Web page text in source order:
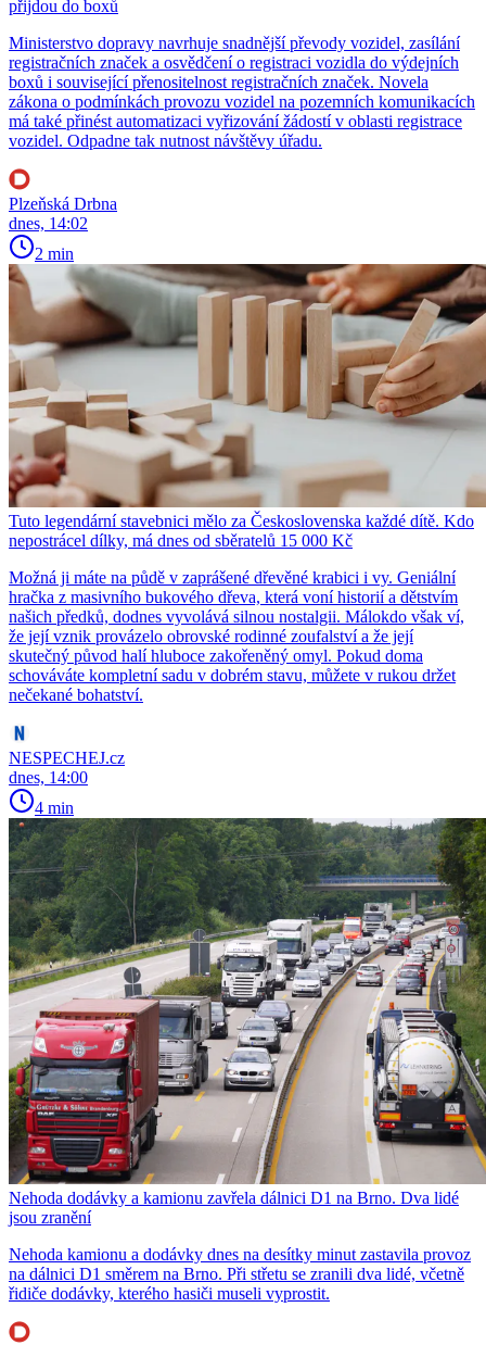
přijdou do boxů
Ministerstvo dopravy navrhuje snadnější převody vozidel, zasílání
registračních značek a osvědčení o registraci vozidla do výdejních
boxů i související přenositelnost registračních značek. Novela
zákona o podmínkách provozu vozidel na pozemních komunikacích
má také přinést automatizaci vyřizování žádostí v oblasti registrace
vozidel. Odpadne tak nutnost návštěvy úřadu.
Plzeňská Drbna
dnes, 14:02
2 min
Tuto legendární stavebnici mělo za Československa každé dítě. Kdo
nepostrácel dílky, má dnes od sběratelů 15 000 Kč
Možná ji máte na půdě v zaprášené dřevěné krabici i vy. Geniální
hračka z masivního bukového dřeva, která voní historií a dětstvím
našich předků, dodnes vyvolává silnou nostalgii. Málokdo však ví,
že její vznik provázelo obrovské rodinné zoufalství a že její
skutečný původ halí hluboce zakořeněný omyl. Pokud doma
schováváte kompletní sadu v dobrém stavu, můžete v rukou držet
nečekané bohatství.
NESPECHEJ.cz
dnes, 14:00
4 min
Nehoda dodávky a kamionu zavřela dálnici D1 na Brno. Dva lidé
jsou zranění
Nehoda kamionu a dodávky dnes na desítky minut zastavila provoz
na dálnici D1 směrem na Brno. Při střetu se zranili dva lidé, včetně
řidiče dodávky, kterého hasiči museli vyprostit.